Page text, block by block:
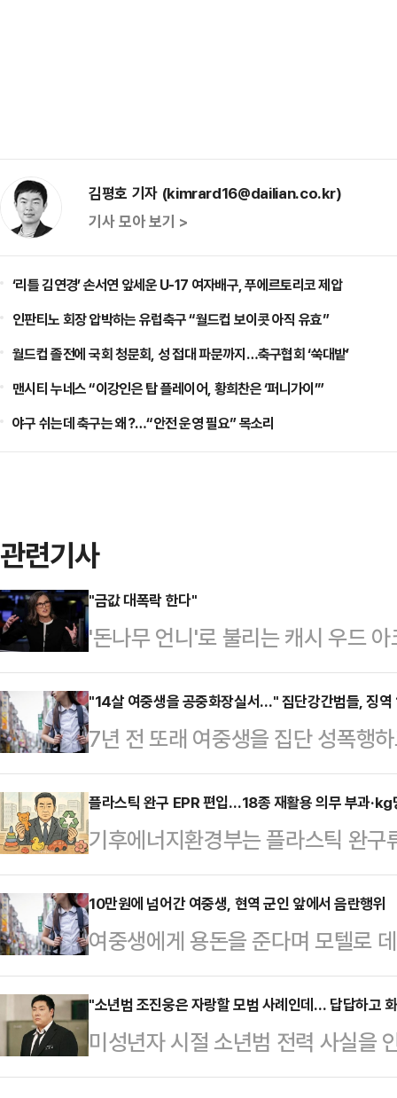
김평호 기자 (kimrard16@dailian.co.kr)
기사 모아 보기 >
‘리틀 김연경’ 손서연 앞세운 U-17 여자배구, 푸에르토리코 제압
인판티노 회장 압박하는 유럽축구 “월드컵 보이콧 아직 유효”
월드컵 졸전에 국회 청문회, 성 접대 파문까지…축구협회 ‘쑥대밭’
맨시티 누네스 “이강인은 탑 플레이어, 황희찬은 ‘퍼니가이’”
야구 쉬는데 축구는 왜?…“안전 운영 필요” 목소리
관련기사
"금값 대폭락 한다"
'돈나무 언니'로 불리는 캐시 우드
이 폭락할 것이라고 전망했다.우
'모닝 위드 마리아(Morning with
와 1990년대에 겪었던 장기 하락
코인이 새로운 성장 국면에 진입하
로 경기 불확실성 속에서 강세를
비트코인은 혁신과 성장에 반응하
"14살 여중생을 공중화장실서…" 집단강간범들, 징역
7년 전 또래 여중생을 집단 성폭행
녀 4명에게 검찰이 중형을 구형했
사부(김병만 부장판사)는 전날 성
정범죄가중처벌법 위반(보복 협박)
시 15세)와 범행에 가담해 불구속
대한 결심공판을 진행했다.검찰은
부에 요청했다. 80시간 성폭력 치
지, …
플라스틱 완구 EPR 편입…18종 재활용 의무 부과
기후에너지환경부는 플라스틱 완
에 새로 포함하는 내용을 담은 자원
개정안이 16일 국무회의에서 의결
생산자책임재활용제도(EPR)는 생
조합에 분담금을 납부하면 공제조
금을 지급하는 제도다.기후부는 그
물부담금이 부과되던 플라스틱 완
해 자원순환을 촉진하려는 취지라
10만원에 넘어간 여중생, 현역 군인 앞에서 음란행위
여중생에게 용돈을 준다며 모텔로
인이 경찰에 붙잡혔다.16일 경기북
반 혐의로 20대 남성 A씨를 입건
어(SNS)를 통해 만난 10대 중학생
로 데려간 뒤 음란 행위를 요구한
"소년범 조진웅은 자랑할 모범 사례인데… 답답하고
미성년자 시절 소년범 전력 사실을
웅과 관련해 오창익 인권연대 사무